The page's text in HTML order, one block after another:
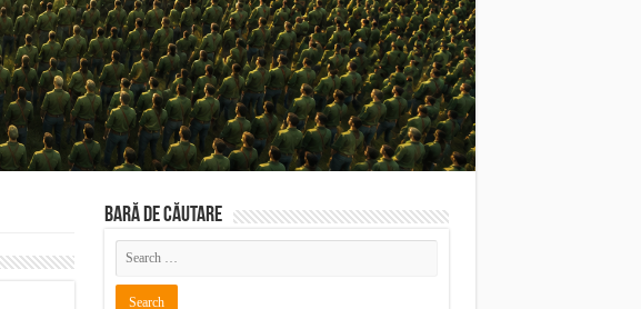
BARĂ DE CĂUTARE